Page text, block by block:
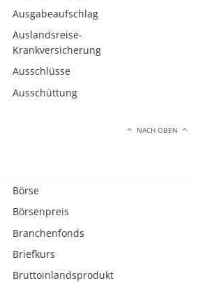
Ausgabeaufschlag
Auslandsreise-
Krankversicherung
Ausschlüsse
Ausschüttung
NACH OBEN
Börse
Börsenpreis
Branchenfonds
Briefkurs
Bruttoinlandsprodukt